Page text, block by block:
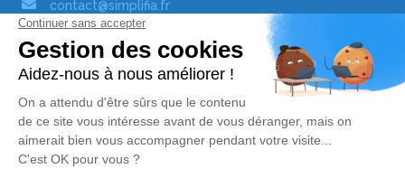
contact@simplifia.fr
Réseaux sociaux
Liens utiles
Publier un avis de décès